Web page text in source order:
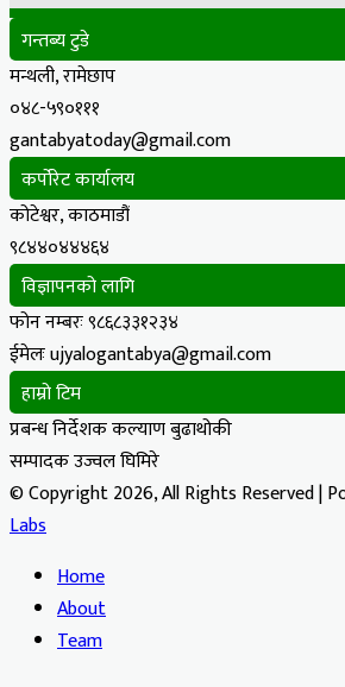
गन्तब्य टुडे
मन्थली, रामेछाप
०४८-५९०१११
gantabyatoday@gmail.com
कर्पोरेट कार्यालय
कोटेश्वर, काठमाडौं
९८४४०४४४६४
विज्ञापनको लागि
फोन नम्बरः ९८६८३३१२३४
ईमेलः ujyalogantabya@gmail.com
हाम्रो टिम
प्रबन्ध निर्देशक कल्याण बुढाथोकी
सम्पादक उज्वल घिमिरे
© Copyright 2026, All Rights Reserved |
Labs
Home
About
Team